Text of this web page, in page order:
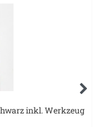
inkl. Werkzeug